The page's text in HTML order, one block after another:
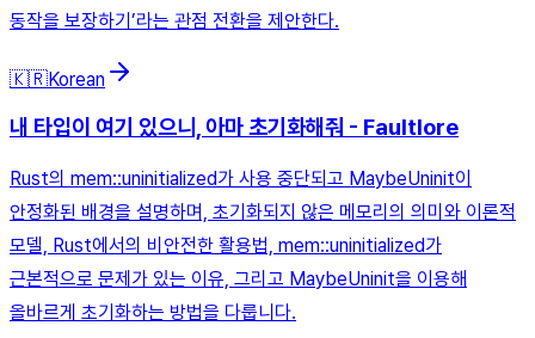
동작을 보장하기’라는 관점 전환을 제안한다.
🇰🇷Korean
내 타입이 여기 있으니, 아마 초기화해줘 - Faultlore
Rust의 mem::uninitialized가 사용 중단되고 MaybeUninit이
안정화된 배경을 설명하며, 초기화되지 않은 메모리의 의미와 이론적
모델, Rust에서의 비안전한 활용법, mem::uninitialized가
근본적으로 문제가 있는 이유, 그리고 MaybeUninit을 이용해
올바르게 초기화하는 방법을 다룹니다.